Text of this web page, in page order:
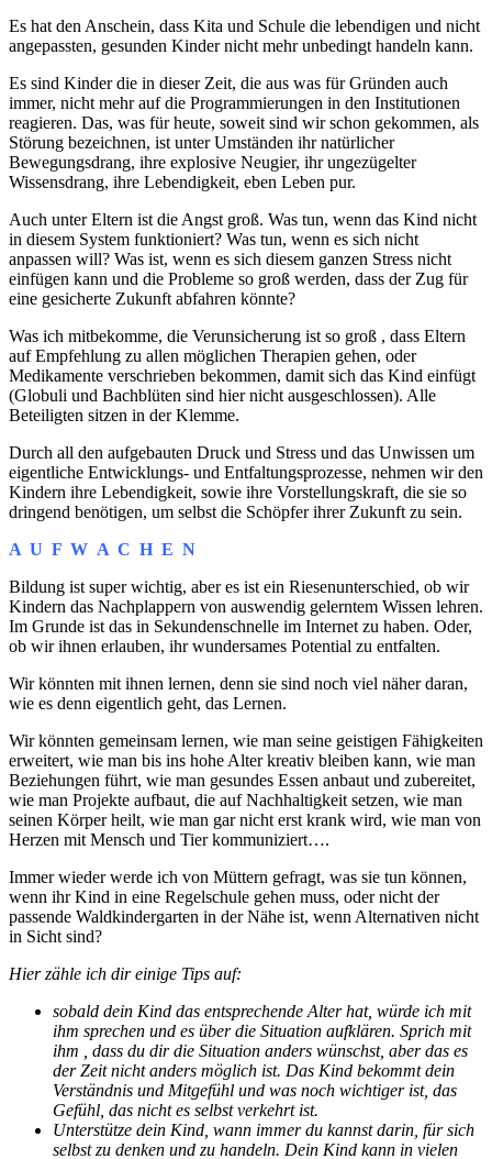
Es hat den Anschein, dass Kita und Schule die lebendigen und nicht
angepassten, gesunden Kinder nicht mehr unbedingt handeln kann.
Es sind Kinder die in dieser Zeit, die aus was für Gründen auch
immer, nicht mehr auf die Programmierungen in den Institutionen
reagieren. Das, was für heute, soweit sind wir schon gekommen, als
Störung bezeichnen, ist unter Umständen ihr natürlicher
Bewegungsdrang, ihre explosive Neugier, ihr ungezügelter
Wissensdrang, ihre Lebendigkeit, eben Leben pur.
Auch unter Eltern ist die Angst groß. Was tun, wenn das Kind nicht
in diesem System funktioniert? Was tun, wenn es sich nicht
anpassen will? Was ist, wenn es sich diesem ganzen Stress nicht
einfügen kann und die Probleme so groß werden, dass der Zug für
eine gesicherte Zukunft abfahren könnte?
Was ich mitbekomme, die Verunsicherung ist so groß , dass Eltern
auf Empfehlung zu allen möglichen Therapien gehen, oder
Medikamente verschrieben bekommen, damit sich das Kind einfügt
(Globuli und Bachblüten sind hier nicht ausgeschlossen). Alle
Beteiligten sitzen in der Klemme.
Durch all den aufgebauten Druck und Stress und das Unwissen um
eigentliche Entwicklungs- und Entfaltungsprozesse, nehmen wir den
Kindern ihre Lebendigkeit, sowie ihre Vorstellungskraft, die sie so
dringend benötigen, um selbst die Schöpfer ihrer Zukunft zu sein.
A U F W A C H E N
Bildung ist super wichtig, aber es ist ein Riesenunterschied, ob wir
Kindern das Nachplappern von auswendig gelerntem Wissen lehren.
Im Grunde ist das in Sekundenschnelle im Internet zu haben. Oder,
ob wir ihnen erlauben, ihr wundersames Potential zu entfalten.
Wir könnten mit ihnen lernen, denn sie sind noch viel näher daran,
wie es denn eigentlich geht, das Lernen.
Wir könnten gemeinsam lernen, wie man seine geistigen Fähigkeiten
erweitert, wie man bis ins hohe Alter kreativ bleiben kann, wie man
Beziehungen führt, wie man gesundes Essen anbaut und zubereitet,
wie man Projekte aufbaut, die auf Nachhaltigkeit setzen, wie man
seinen Körper heilt, wie man gar nicht erst krank wird, wie man von
Herzen mit Mensch und Tier kommuniziert….
Immer wieder werde ich von Müttern gefragt, was sie tun können,
wenn ihr Kind in eine Regelschule gehen muss, oder nicht der
passende Waldkindergarten in der Nähe ist, wenn Alternativen nicht
in Sicht sind?
Hier zähle ich dir einige Tips auf:
sobald dein Kind das entsprechende Alter hat, würde ich mit
ihm sprechen und es über die Situation aufklären. Sprich mit
ihm , dass du dir die Situation anders wünschst, aber das es
der Zeit nicht anders möglich ist. Das Kind bekommt dein
Verständnis und Mitgefühl und was noch wichtiger ist, das
Gefühl, das nicht es selbst verkehrt ist.
Unterstütze dein Kind, wann immer du kannst darin, für sich
selbst zu denken und zu handeln. Dein Kind kann in vielen